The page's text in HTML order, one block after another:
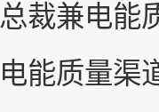
总裁兼电能
电能质量渠